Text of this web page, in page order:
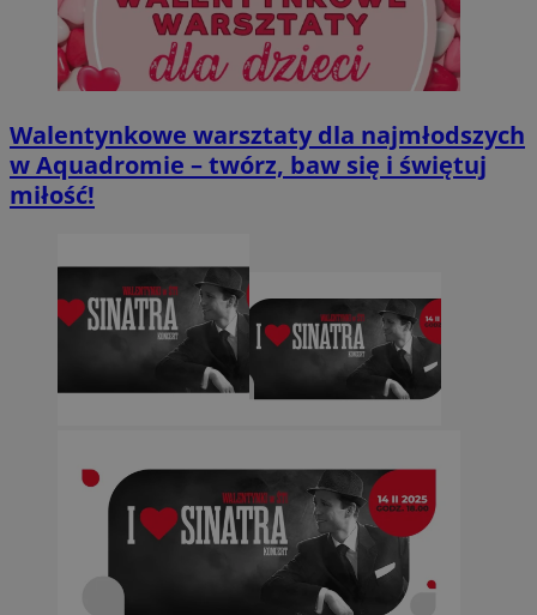
Walentynkowe warsztaty dla najmłodszych
w Aquadromie – twórz, baw się i świętuj
miłość!